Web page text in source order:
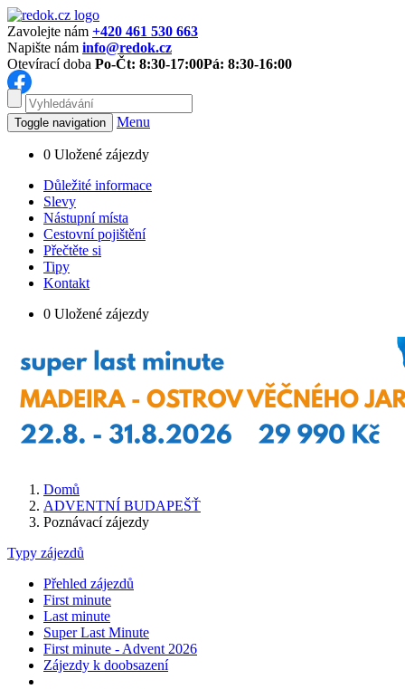
Zavolejte nám +420 461 530 663
Napište nám info@redok.cz
Otevírací doba Po-Čt: 8:30-17:00Pá: 8:30-16:00
Toggle navigation Menu
0 Uložené zájezdy
Důležité informace
Slevy
Nástupní místa
Cestovní pojištění
Přečtěte si
Tipy
Kontakt
0 Uložené zájezdy
Domů
ADVENTNÍ BUDAPEŠŤ
Poznávací zájezdy
Typy zájezdů
Přehled zájezdů
First minute
Last minute
Super Last Minute
First minute - Advent 2026
Zájezdy k doobsazení